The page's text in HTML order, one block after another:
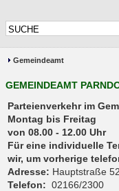
Gemeindeamt
GEMEINDEAMT
Parteienverkehr
Montag bis Freitag
von 08.00 - 12.00 Uhr
Für eine individuelle
wir, um vorherige
Adresse: Hauptstraße
Telefon: 02166/2300